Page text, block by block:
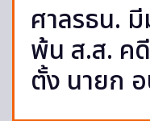
ศาลรธน. มี
พ้น ส.ส. ค
ตั้ง นายก